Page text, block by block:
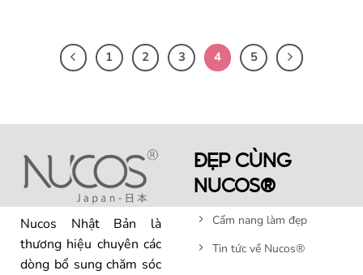
1 2 3 4 5
Nucos Nhật Bản là
thương hiệu chuyên các
dòng bổ sung chăm sóc
ĐẸP CÙNG
NUCOS®
Cẩm nang làm đẹp
Tin tức về Nucos®